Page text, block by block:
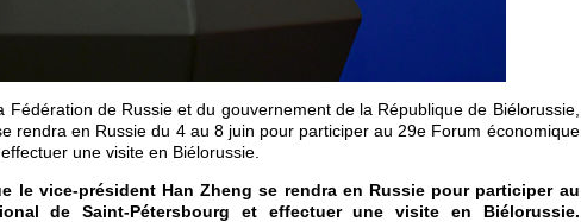
Fédération de Russie et du gouvernement de la République de Biélorussie,
rendra en Russie du 4 au 8 juin pour participer au 29e Forum économique
une visite en Biélorussie.
le vice-président Han Zheng se rendra en Russie pour participer au
de Saint-Pétersbourg et effectuer une visite en Biélorussie.